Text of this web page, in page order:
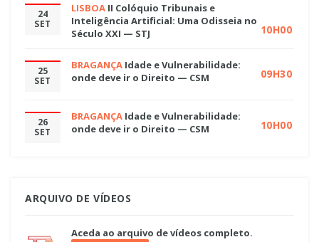
24
SET
LISBOA II Colóquio Tribunais e
Inteligência Artificial: Uma Odisseia no
Século XXI — STJ
10H00
25
SET
BRAGANÇA Idade e Vulnerabilidade:
onde deve ir o Direito — CSM
09H30
26
SET
BRAGANÇA Idade e Vulnerabilidade:
onde deve ir o Direito — CSM
10H00
ARQUIVO DE VÍDEOS
Aceda ao arquivo de vídeos completo.